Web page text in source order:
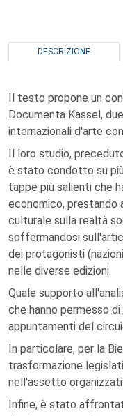
DESCRIZIONE
Il testo propone un
Documenta Kassel,
internazionali d'arte
Il loro studio,
è stato condotto su
tappe più salienti che
economico,
culturale sulla realtà
soffermandosi
dei protagonisti
nelle diverse edizioni.
Quale supporto
che hanno permesso
appuntamenti del
In particolare, per la
trasformazione
nell'assetto
Infine, è stato